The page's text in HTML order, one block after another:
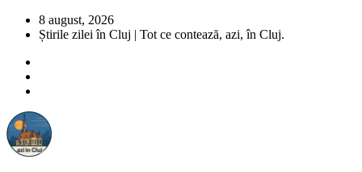
8 august, 2026
Știrile zilei în Cluj | Tot ce contează, azi, în Cluj.